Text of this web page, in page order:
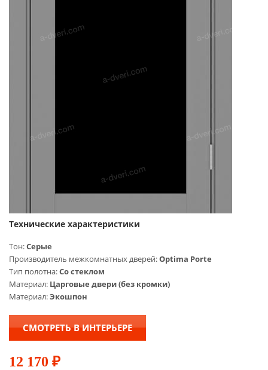
Технические характеристики
Тон:Серые
Производитель межкомнатных дверей:Optima Porte
Тип полотна:Со стеклом
Материал: Царговые двери (без кромки)
Материал:Экошпон
СМОТРЕТЬ В ИНТЕРЬЕРЕ
12 170 ₽